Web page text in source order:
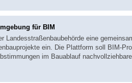
für BIM
Landesstraßenbaubehörde eine
ein. Die Plattform soll BIM-
im Bauablauf